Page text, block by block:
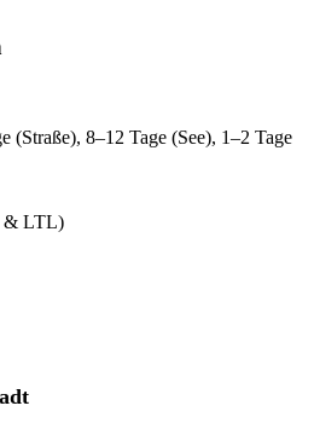
(Straße), 8–12 Tage (See), 1–2 Tage
& LTL)